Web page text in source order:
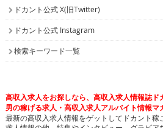
ドカント公式 Instagram
検索キーワード一覧
男の稼げる求人・高収入求人アルバイト情報マ
最新の高収入求人情報をゲットしてドカント稼
求人情報の他、特集やインタビュー、グラビア
報も・・・。